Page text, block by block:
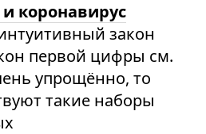
коронавирус
закон
первой цифры см.
упрощённо, то
такие наборы